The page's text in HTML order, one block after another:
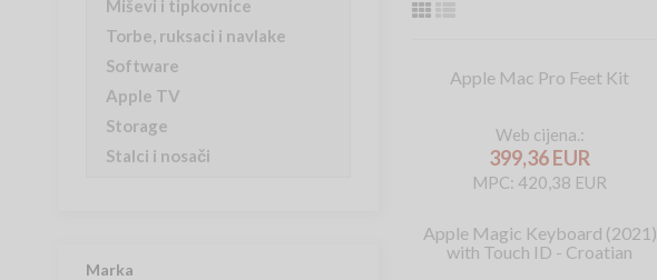
Apple Mac Pro Feet Kit
Web cijena.:
399,36 EUR
MPC: 420,38 EUR
Apple Magic Keyboard (2021)
with Touch ID - Croatian
Miševi i tipkovnice
Torbe, ruksaci i navlake
Software
Apple TV
Storage
Stalci i nosači
Marka